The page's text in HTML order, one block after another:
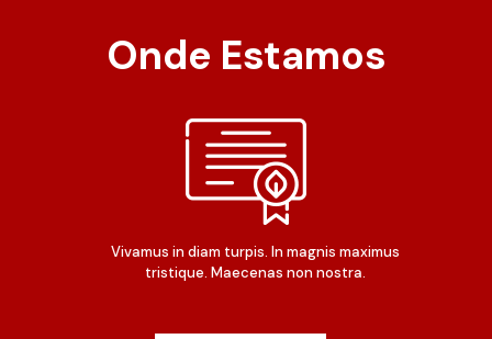
Onde Estamos
Vivamus in diam turpis. In magnis maximus
tristique. Maecenas non nostra.